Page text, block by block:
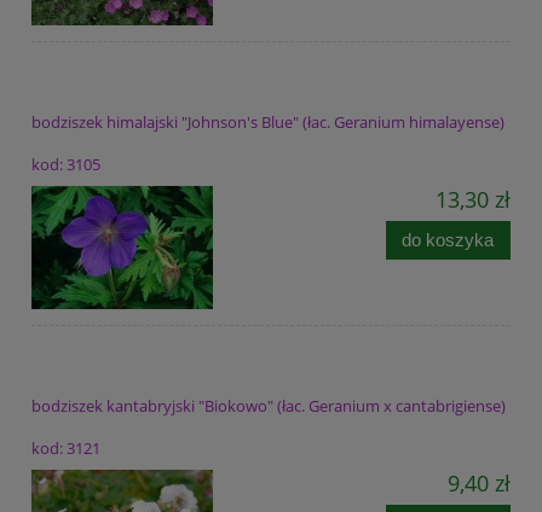
bodziszek himalajski "Johnson's Blue" (łac. Geranium himalayense)
kod: 3105
13,30 zł
do koszyka
bodziszek kantabryjski "Biokowo" (łac. Geranium x cantabrigiense)
kod: 3121
9,40 zł